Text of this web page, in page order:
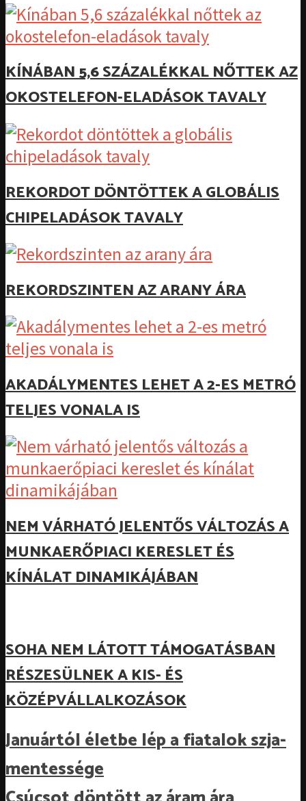
KÍNÁBAN 5,6 SZÁZALÉKKAL NŐTTEK AZ
OKOSTELEFON-ELADÁSOK TAVALY
REKORDOT DÖNTÖTTEK A GLOBÁLIS
CHIPELADÁSOK TAVALY
REKORDSZINTEN AZ ARANY ÁRA
AKADÁLYMENTES LEHET A 2-ES METRÓ
TELJES VONALA IS
NEM VÁRHATÓ JELENTŐS VÁLTOZÁS A
MUNKAERŐPIACI KERESLET ÉS
KÍNÁLAT DINAMIKÁJÁBAN
SOHA NEM LÁTOTT TÁMOGATÁSBAN
RÉSZESÜLNEK A KIS- ÉS
KÖZÉPVÁLLALKOZÁSOK
Januártól életbe lép a fiatalok szja-
mentessége